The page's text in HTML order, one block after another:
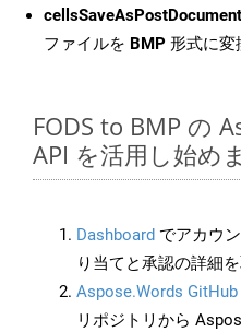
ファイルを BMP 形式に変
FODS to BMP の
API を活用し始め
Dashboard でアカウ
り当てと承認の詳細
Aspose.Words GitHub
リポジトリから